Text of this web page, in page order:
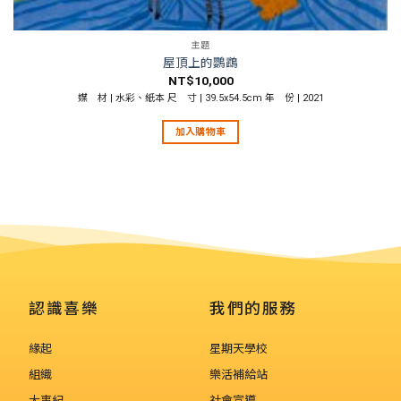
主題
屋頂上的鸚鵡
NT$10,000
媒 材 | 水彩、紙本 尺 寸 | 39.5x54.5cm 年 份 | 2021
加入購物車
認識喜樂
緣起
組織
我們的服務
星期天學校
樂活補給站